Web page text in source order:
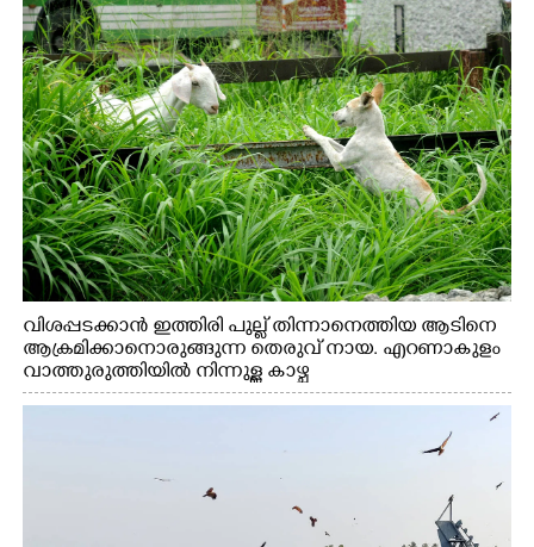
വിശപ്പടക്കാൻ ഇത്തിരി പുല്ല് തിന്നാനെത്തിയ ആടിനെ
ആക്രമിക്കാനൊരുങ്ങുന്ന തെരുവ് നായ. എറണാകുളം
വാത്തുരുത്തിയിൽ നിന്നുള്ള കാഴ്ച